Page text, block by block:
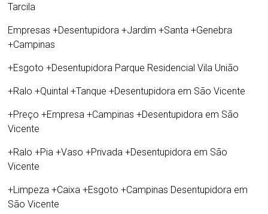
Tarcila
Empresas +Desentupidora +Jardim +Santa +Genebra
+Campinas
+Esgoto +Desentupidora Parque Residencial Vila União
+Ralo +Quintal +Tanque +Desentupidora em São Vicente
+Preço +Empresa +Campinas +Desentupidora em São
Vicente
+Ralo +Pia +Vaso +Privada +Desentupidora em São
Vicente
+Limpeza +Caixa +Esgoto +Campinas Desentupidora em
São Vicente